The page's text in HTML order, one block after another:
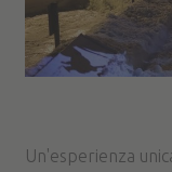
Un'esperienza